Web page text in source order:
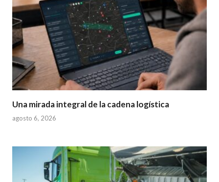
Una mirada integral de la cadena logística
agosto 6, 2026